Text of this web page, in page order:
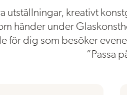
utställningar, kreativt
händer under
för dig som besöker
”Passa